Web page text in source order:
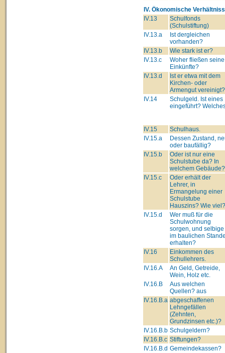
IV. Ökonomische
IV.13
Schulfonds
(Schulstiftung)
IV.13.a
Ist dergleichen
vorhanden?
IV.13.b
Wie stark ist er?
IV.13.c
Woher fließen seine
Einkünfte?
IV.13.d
Ist er etwa mit dem
Kirchen- oder
Armengut vereinigt?
IV.14
Schulgeld. Ist eines
eingeführt?
IV.15
Schulhaus.
IV.15.a
Dessen Zustand,
oder baufällig?
IV.15.b
Oder ist nur eine
Schulstube da? In
welchem Gebäude?
IV.15.c
Oder erhält der
Lehrer, in
Ermangelung einer
Schulstube
Hauszins? Wie viel?
IV.15.d
Wer muß für die
Schulwohnung
sorgen, und selbige
im baulichen
erhalten?
IV.16
Einkommen des
Schullehrers.
IV.16.A
An Geld, Getreide,
Wein, Holz etc.
IV.16.B
Aus welchen
Quellen? aus
IV.16.B.a abgeschaffenen
Lehngefällen
(Zehnten,
Grundzinsen etc.)?
IV.16.B.b Schulgeldern?
IV.16.B.c Stiftungen?
IV.16.B.d Gemeindekassen?